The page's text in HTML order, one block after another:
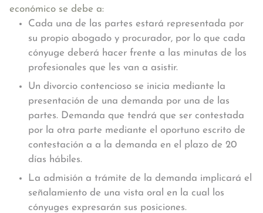
económico se debe a:
Cada una de las partes estará representada por
su propio abogado y procurador, por lo que cada
cónyuge deberá hacer frente a las minutas de los
profesionales que les van a asistir.
Un divorcio contencioso se inicia mediante la
presentación de una demanda por una de las
partes. Demanda que tendrá que ser contestada
por la otra parte mediante el oportuno escrito de
contestación a a la demanda en el plazo de 20
días hábiles.
La admisión a trámite de la demanda implicará el
señalamiento de una vista oral en la cual los
cónyuges expresarán sus posiciones.